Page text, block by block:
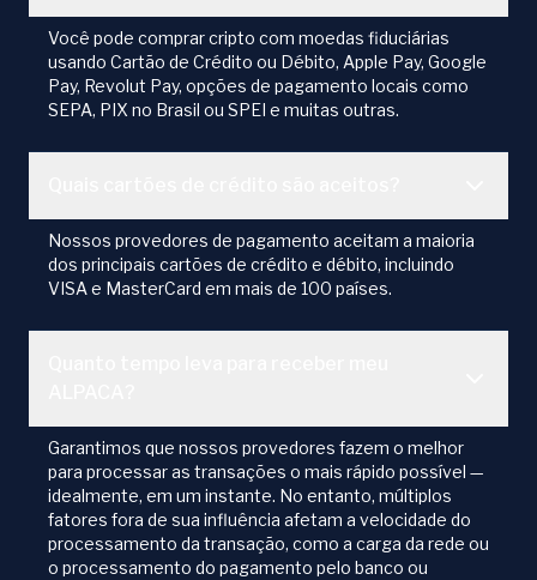
Você pode comprar cripto com moedas fiduciárias
usando Cartão de Crédito ou Débito, Apple Pay, Google
Pay, Revolut Pay, opções de pagamento locais como
SEPA, PIX no Brasil ou SPEI e muitas outras.
Nossos provedores de pagamento aceitam a maioria
dos principais cartões de crédito e débito, incluindo
VISA e MasterCard em mais de 100 países.
Garantimos que nossos provedores fazem o melhor
para processar as transações o mais rápido possível —
idealmente, em um instante. No entanto, múltiplos
fatores fora de sua influência afetam a velocidade do
processamento da transação, como a carga da rede ou
o processamento do pagamento pelo banco ou